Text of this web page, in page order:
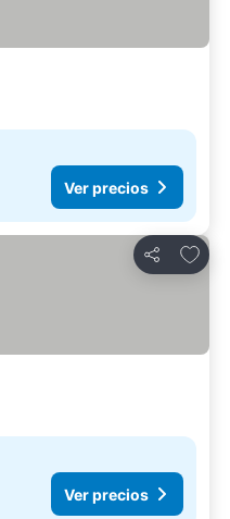
Ver precios
Compartir
Ver precios